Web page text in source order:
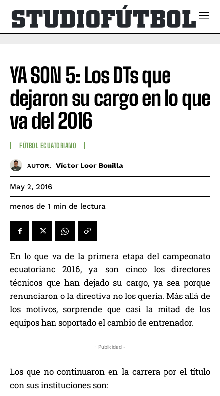
YA SON 5: Los DTs que
dejaron su cargo en lo que
va del 2016
FÚTBOL ECUATORIANO
AUTOR: Víctor Loor Bonilla
May 2, 2016
menos de 1 min de lectura
En lo que va de la primera etapa del campeonato
ecuatoriano 2016, ya son cinco los directores
técnicos que han dejado su cargo, ya sea porque
renunciaron o la directiva no los quería. Más allá de
los motivos, sorprende que casi la mitad de los
equipos han soportado el cambio de entrenador.
- Publicidad -
Los que no continuaron en la carrera por el título
con sus instituciones son: